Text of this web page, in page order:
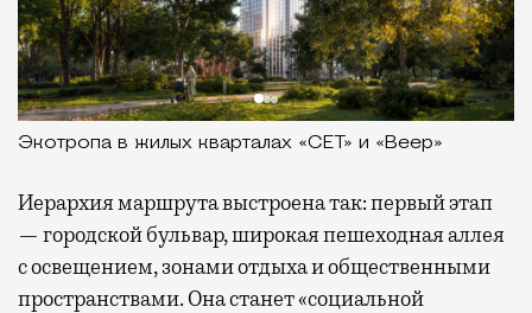
Экотропа в жилых кварталах «СЕТ» и «Веер»
Иерархия маршрута выстроена так: первый этап
— городской бульвар, широкая пешеходная аллея
с освещением, зонами отдыха и общественными
пространствами. Она станет «социальной